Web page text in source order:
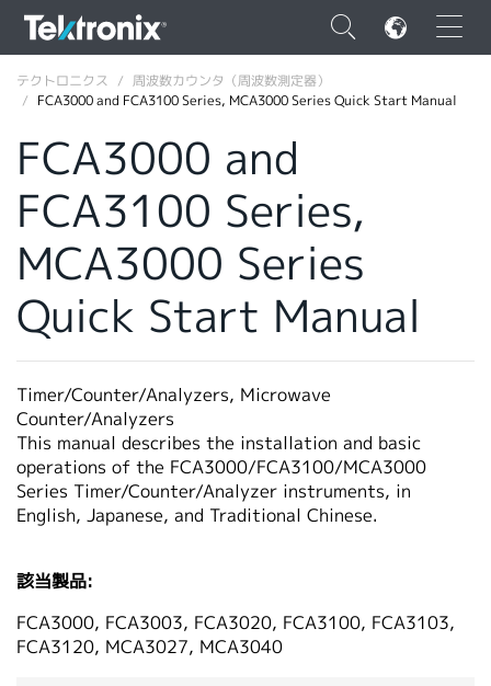
×
ENGLISH
FRANÇAIS
DEUTSCH
简体中文
日本語
韓国語
繁體中文
テクトロニクス
周波数カウンタ（周波数測定器）
FCA3000 and FCA3100 Series, MCA3000 Series Quick Start Manual
FCA3000 and
FCA3100 Series,
MCA3000 Series
Quick Start Manual
Timer/Counter/Analyzers, Microwave
Counter/Analyzers
This manual describes the installation and basic
operations of the FCA3000/FCA3100/MCA3000
Series Timer/Counter/Analyzer instruments, in
English, Japanese, and Traditional Chinese.
該当製品:
FCA3000, FCA3003, FCA3020, FCA3100, FCA3103,
FCA3120, MCA3027, MCA3040